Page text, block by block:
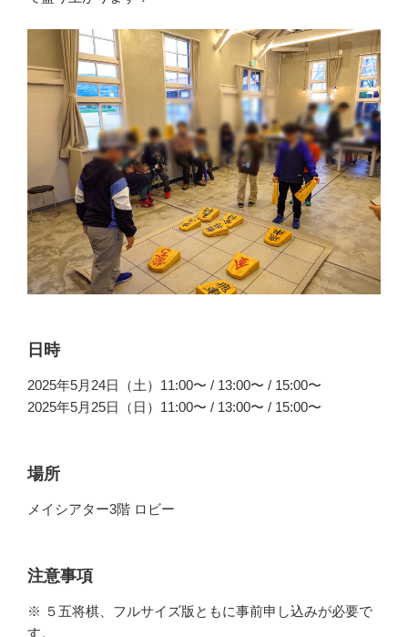
日時
2025年5月24日（土）11:00〜 / 13:00〜 / 15:00〜
2025年5月25日（日）11:00〜 / 13:00〜 / 15:00〜
場所
メイシアター3階 ロビー
注意事項
※ ５五将棋、フルサイズ版ともに事前申し込みが必要で
す。